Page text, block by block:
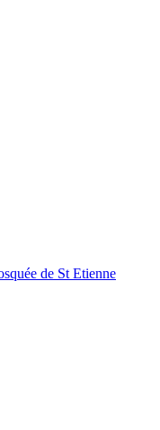
de St Etienne